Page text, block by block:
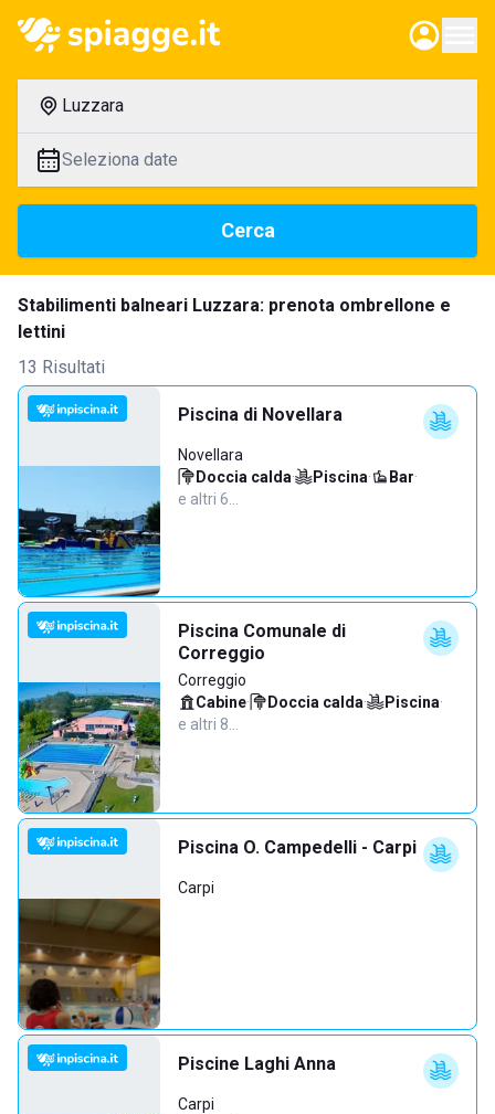
Luzzara
Seleziona date
Cerca
Stabilimenti balneari Luzzara: prenota ombrellone e
lettini
13 Risultati
Piscina di Novellara
Novellara
Doccia calda· Piscina· Bar·
e altri 6…
Piscina Comunale di
Correggio
Correggio
Cabine· Doccia calda· Piscina·
e altri 8…
Piscina O. Campedelli - Carpi
Carpi
Piscine Laghi Anna
Carpi